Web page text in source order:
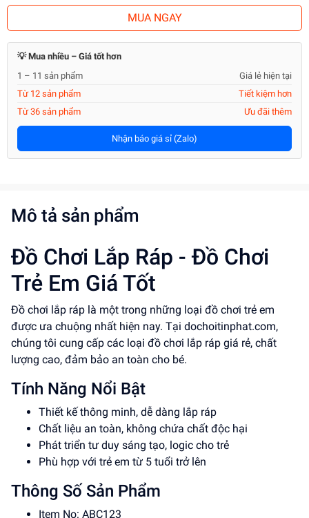
MUA NGAY
💡 Mua nhiều – Giá tốt hơn
1 – 11 sản phẩm
Giá lẻ hiện tại
Từ 12 sản phẩm
Tiết kiệm hơn
Từ 36 sản phẩm
Ưu đãi thêm
Nhận báo giá sỉ (Zalo)
Mô tả sản phẩm
Đồ Chơi Lắp Ráp - Đồ Chơi
Trẻ Em Giá Tốt
Đồ chơi lắp ráp là một trong những loại đồ chơi trẻ em
được ưa chuộng nhất hiện nay. Tại dochoitinphat.com,
chúng tôi cung cấp các loại đồ chơi lắp ráp giá rẻ, chất
lượng cao, đảm bảo an toàn cho bé.
Tính Năng Nổi Bật
Thiết kế thông minh, dễ dàng lắp ráp
Chất liệu an toàn, không chứa chất độc hại
Phát triển tư duy sáng tạo, logic cho trẻ
Phù hợp với trẻ em từ 5 tuổi trở lên
Thông Số Sản Phẩm
Item No: ABC123